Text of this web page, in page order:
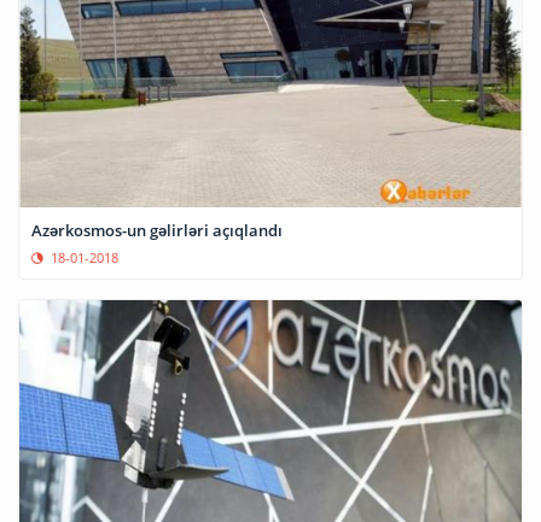
Azərkosmos-un gəlirləri açıqlandı
18-01-2018